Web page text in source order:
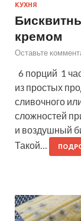
КУХНЯ
кремом
Оставьте
6 порций 1
из простых
сливочного
сложностей
и воздушный
Такой…